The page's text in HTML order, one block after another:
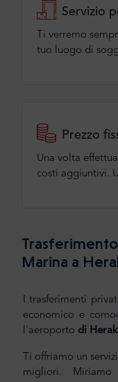
Servizio
Ti verremo
tuo luogo di
Prezzo
Una volta
costi aggiuntivi.
Marina a
I trasferimenti
economico e
l'aeroporto di
Ti offriamo un
migliori.